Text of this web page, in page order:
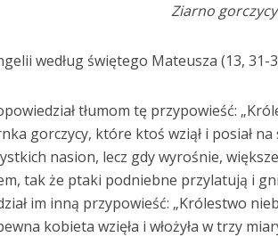
Ziarno gorczycy
według świętego Mateusza (13, 31-
tłumom tę przypowieść:
gorczycy, które ktoś wziął i posiał
nasion, lecz gdy wyrośnie,
tak że ptaki podniebne przylatują i
im inną przypowieść: „Królestwo
kobieta wzięła i włożyła w trzy